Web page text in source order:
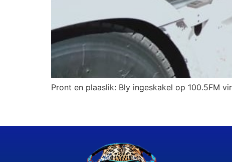
Pront en plaaslik: Bly ingeskakel op 100.5FM